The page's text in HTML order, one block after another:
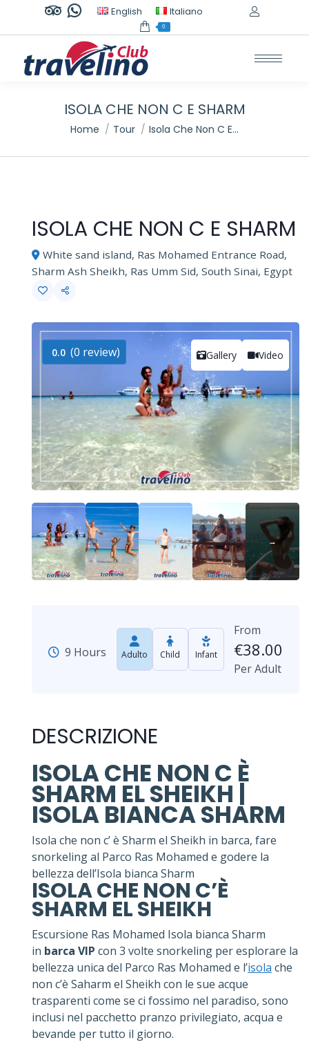
TripAdvisor
opens
in
Whatsapp
opens
in
English Italiano
0
ISOLA CHE NON C E SHARM
Tu sei qui:
Home Tour Isola Che Non C E…
ISOLA CHE NON C E SHARM
White sand island, Ras Mohamed Entrance Road,
Sharm Ash Sheikh, Ras Umm Sid, South Sinai, Egypt
Gallery Video
0.0 (0 review)
9 Hours Adulto Child Infant
From
€38.00
Per Adult
DESCRIZIONE
ISOLA CHE NON C È
SHARM EL SHEIKH |
ISOLA BIANCA SHARM
Isola che non c’ è Sharm el Sheikh in barca, fare
snorkeling al Parco Ras Mohamed e godere la
bellezza dell’Isola bianca Sharm
ISOLA CHE NON C’È
SHARM EL SHEIKH
Escursione Ras Mohamed Isola bianca Sharm
in barca VIP con 3 volte snorkeling per esplorare la
bellezza unica del Parco Ras Mohamed e l’isola che
non c’è Saharm el Sheikh con le sue acque
trasparenti come se ci fossimo nel paradiso, sono
inclusi nel pacchetto pranzo privilegiato, acqua e
bevande per tutto il giorno.